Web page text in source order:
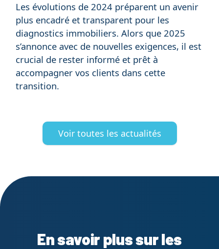
Les évolutions de 2024 préparent un avenir
plus encadré et transparent pour les
diagnostics immobiliers. Alors que 2025
s’annonce avec de nouvelles exigences, il est
crucial de rester informé et prêt à
accompagner vos clients dans cette
transition.
Voir toutes les actualités
En savoir plus sur les